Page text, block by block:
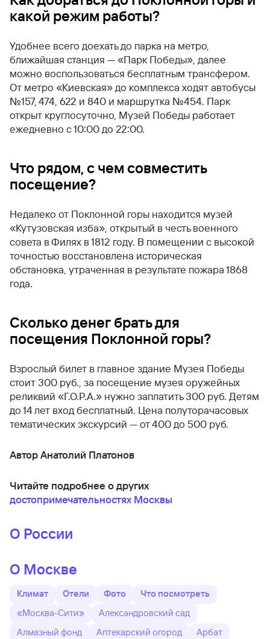
какой режим работы?
Удобнее всего доехать до парка на метро,
ближайшая станция — «Парк Победы», далее
можно воспользоваться бесплатным трансфером.
От метро «Киевская» до комплекса ходят автобусы
№157, 474, 622 и 840 и маршрутка №454. Парк
открыт круглосуточно, Музей Победы работает
ежедневно с 10:00 до 22:00.
Что рядом, с чем совместить
посещение?
Недалеко от Поклонной горы находится музей
«Кутузовская изба», открытый в честь военного
совета в Филях в 1812 году. В помещении с высокой
точностью восстановлена историческая
обстановка, утраченная в результате пожара 1868
года.
Сколько денег брать для
посещения Поклонной горы?
Взрослый билет в главное здание Музея Победы
стоит 300 руб., за посещение музея оружейных
реликвий «Г.О.Р.А.» нужно заплатить 300 руб. Детям
до 14 лет вход бесплатный. Цена полуторачасовых
тематических экскурсий — от 400 до 500 руб.
Автор Анатолий Платонов
Читайте подробнее о других
достопримечательностях Москвы
О России
О Москве
Климат Отели Фото
Что посмотреть
«Москва-Сити»
Александровский сад
Алмазный фонд
Аптекарский огород
Арбат